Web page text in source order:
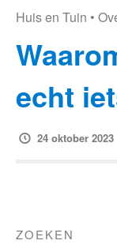
Huis en Tuin •
echt
24 oktober 2023
ZOEKEN